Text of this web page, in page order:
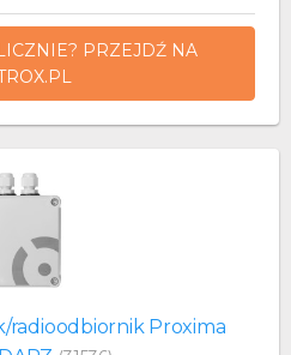
PRZEJDŹ NA
radioodbiornik Proxima